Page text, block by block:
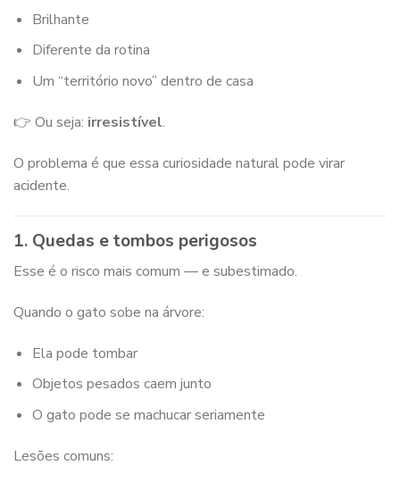
Brilhante
Diferente da rotina
Um “território novo” dentro de casa
👉 Ou seja: irresistível.
O problema é que essa curiosidade natural pode virar
acidente.
1. Quedas e tombos perigosos
Esse é o risco mais comum — e subestimado.
Quando o gato sobe na árvore:
Ela pode tombar
Objetos pesados caem junto
O gato pode se machucar seriamente
Lesões comuns: